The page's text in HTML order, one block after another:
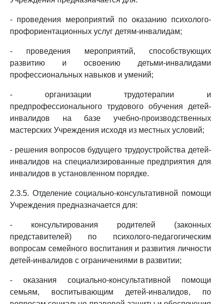
- проведения мероприятий по оказанию психолого-
профориентационных услуг детям-инвалидам;
- проведения мероприятий, способствующих
развитию и освоению детьми-инвалидами
профессиональных навыков и умений;
- организации трудотерапии и
предпрофессионального трудового обучения детей-
инвалидов на базе учебно-производственных
мастерских Учреждения исходя из местных условий;
- решения вопросов будущего трудоустройства детей-
инвалидов на специализированные предприятия для
инвалидов в установленном порядке.
2.3.5. Отделение социально-консультативной помощи
Учреждения предназначается для:
- консультирования родителей (законных
представителей) по психолого-педагогическим
вопросам семейного воспитания и развития личности
детей-инвалидов с ограничениями в развитии;
- оказания социально-консультативной помощи
семьям, воспитывающим детей-инвалидов, по